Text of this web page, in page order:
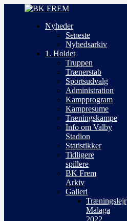
Nyheder
Seneste
Nyhedsarkiv
1. Holdet
Truppen
Trænerstab
Sportsudvalg
Administration
Kampprogram
Kampresume
Træningskampe
Info om Valby
Stadion
Statistikker
Tidligere
spillere
BK Frem
Arkiv
Galleri
Træningslejr
Malaga
2022